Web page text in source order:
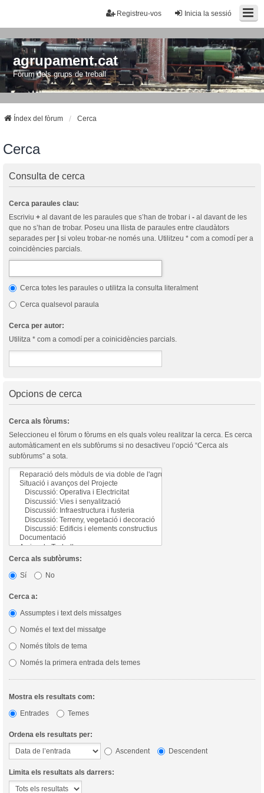
Inicia la sessió
Registreu-vos
agrupament.cat
Fòrum dels grups de treball
Índex del fòrum Cerca
Cerca
Consulta de cerca
Cerca paraules clau:
Escriviu + al davant de les paraules que s’han de trobar i - al davant de les
que no s’han de trobar. Poseu una llista de paraules entre claudàtors
separades per | si voleu trobar-ne només una. Utilitzeu * com a comodí per a
coincidències parcials.
Cerca totes les paraules o utilitza la consulta literalment
Cerca qualsevol paraula
Cerca per autor:
Utilitza * com a comodí per a coinicidències parcials.
Opcions de cerca
Cerca als fòrums:
Seleccioneu el fòrum o fòrums en els quals voleu realitzar la cerca. Es cerca
automàticament en els subfòrums si no desactiveu l’opció “Cerca als
subfòrums” a sota.
Cerca als subfòrums:
Sí
No
Cerca a:
Assumptes i text dels missatges
Només el text del missatge
Només títols de tema
Només la primera entrada dels temes
Mostra els resultats com:
Entrades
Temes
Ordena els resultats per:
Ascendent
Descendent
Limita els resultats als darrers: